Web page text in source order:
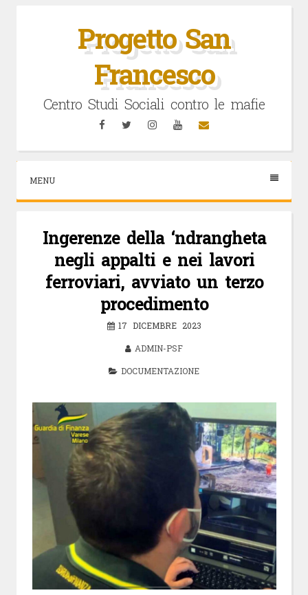
Progetto San
Francesco
Centro Studi Sociali contro le mafie
FacebookTwitterInstagramYouTubeEmail
MENU
Ingerenze della ‘ndrangheta
negli appalti e nei lavori
ferroviari, avviato un terzo
procedimento
17 DICEMBRE 2023
ADMIN-PSF
DOCUMENTAZIONE